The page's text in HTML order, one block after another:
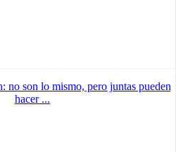
no son lo mismo, pero juntas pueden
hacer ...